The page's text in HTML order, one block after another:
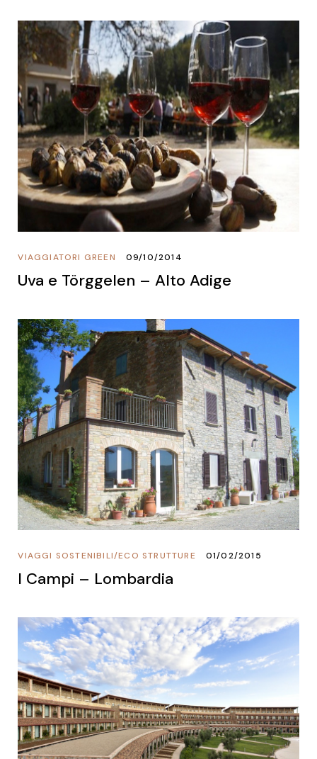
VIAGGIATORI GREEN 09/10/2014
Uva e Törggelen – Alto Adige
ECO STRUTTURE
/
VIAGGI SOSTENIBILI 01/02/2015
I Campi – Lombardia